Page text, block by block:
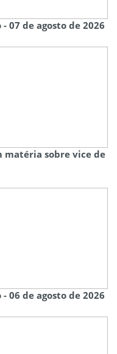
07 de agosto de 2026
matéria sobre vice de
06 de agosto de 2026